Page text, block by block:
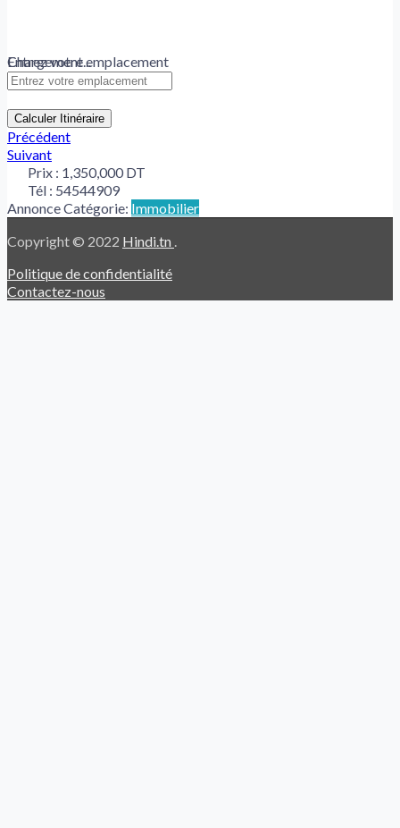
Chargement...
Entrez votre emplacement
Calculer Itinéraire
Précédent
Suivant
Prix : 1,350,000 DT
Tél : 54544909
Annonce Catégorie: Immobilier
Copyright © 2022 Hindi.tn .
Politique de confidentialité
Contactez-nous